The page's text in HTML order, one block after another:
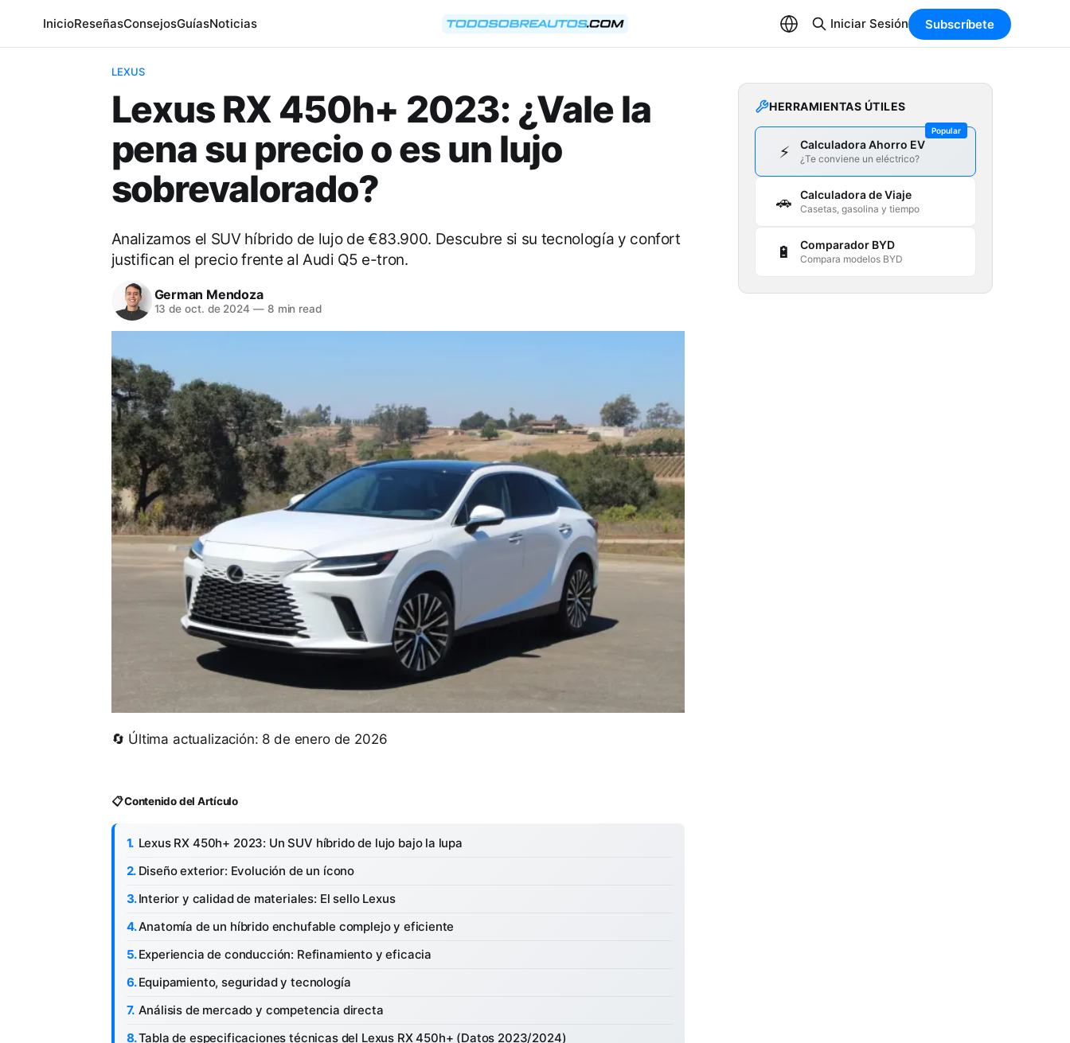
InicioReseñasConsejosGuíasNoticias Iniciar Sesión Subscríbete
LEXUS
Lexus RX 450h+ 2023: ¿Vale la
pena su precio o es un lujo
sobrevalorado?
Analizamos el SUV híbrido de lujo de €83.900. Descubre si su tecnología y confort
justifican el precio frente al Audi Q5 e-tron.
German Mendoza
13 de oct. de 2024 —8 min read
🔄 Última actualización: 8 de enero de 2026
📋 Contenido del Artículo
Lexus RX 450h+ 2023: Un SUV híbrido de lujo bajo la lupa
Diseño exterior: Evolución de un ícono
Interior y calidad de materiales: El sello Lexus
Anatomía de un híbrido enchufable complejo y eficiente
Experiencia de conducción: Refinamiento y eficacia
Equipamiento, seguridad y tecnología
Análisis de mercado y competencia directa
Tabla de especificaciones técnicas del Lexus RX 450h+ (Datos 2023/2024)
HERRAMIENTAS ÚTILES
Popular
⚡ Calculadora Ahorro EV
¿Te conviene un eléctrico?
🚗 Calculadora de Viaje
Casetas, gasolina y tiempo
🔋 Comparador BYD
Compara modelos BYD